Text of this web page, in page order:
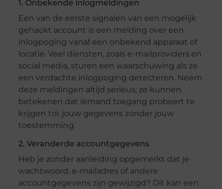
1. Onbekende inlogmeldingen
Een van de eerste signalen van een mogelijk
gehackt account is een melding over een
inlogpoging vanaf een onbekend apparaat of
locatie. Veel diensten, zoals e-mailproviders en
social media, sturen een waarschuwing als ze
een verdachte inlogpoging detecteren. Neem
deze meldingen altijd serieus; ze kunnen
betekenen dat iemand toegang probeert te
krijgen tot jouw gegevens zonder jouw
toestemming.
2. Veranderde accountgegevens
Heb je zonder aanleiding opgemerkt dat je
wachtwoord, e-mailadres of andere
accountgegevens zijn gewijzigd? Dit kan een